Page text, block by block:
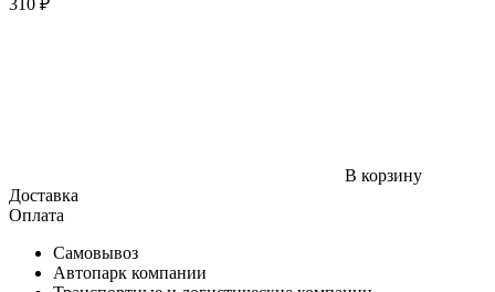
В корзину
Доставка
Оплата
Самовывоз
Автопарк компании